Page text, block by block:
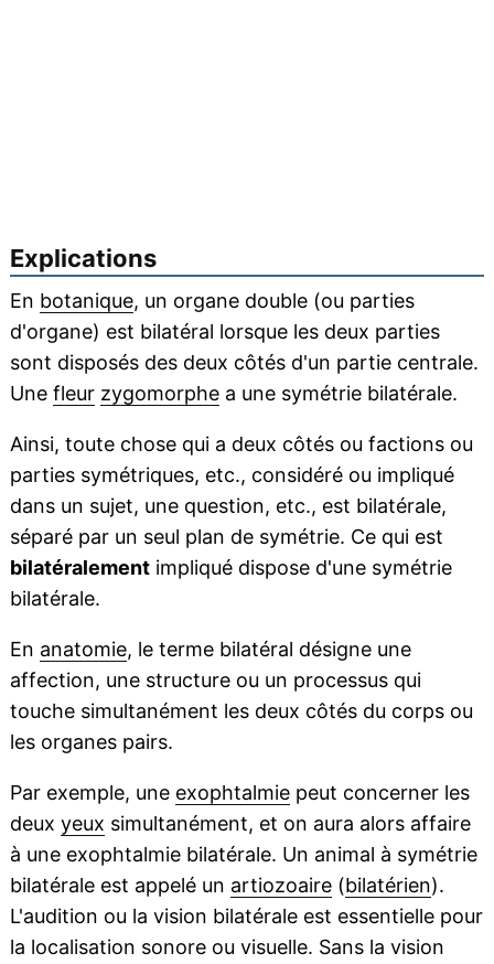
Explications
En botanique, un organe double (ou parties
d'organe) est bilatéral lorsque les deux parties
sont disposés des deux côtés d'un partie centrale.
Une fleur zygomorphea une symétrie bilatérale.
Ainsi, toute chose qui a deux côtés ou factions ou
parties symétriques, etc., considéré ou impliqué
dans un sujet, une question, etc., est bilatérale,
séparé par un seul plan de symétrie. Ce qui est
bilatéralementimpliqué dispose d'une symétrie
bilatérale.
En anatomie, le terme bilatéral désigne une
affection, une structure ou un processus qui
touche simultanément les deux côtés du corps ou
les organes pairs.
Par exemple, une exophtalmiepeut concerner les
deux yeux simultanément, et on aura alors affaire
à une exophtalmie bilatérale. Un animal à symétrie
bilatérale est appelé un artiozoaire(bilatérien).
L'audition ou la vision bilatérale est essentielle pour
la localisation sonore ou visuelle. Sans la vision